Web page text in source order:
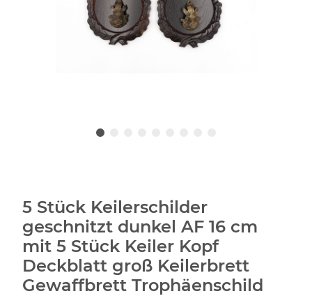
5 Stück Keilerschilder
geschnitzt dunkel AF 16 cm
mit 5 Stück Keiler Kopf
Deckblatt groß Keilerbrett
Gewaffbrett Trophäenschild